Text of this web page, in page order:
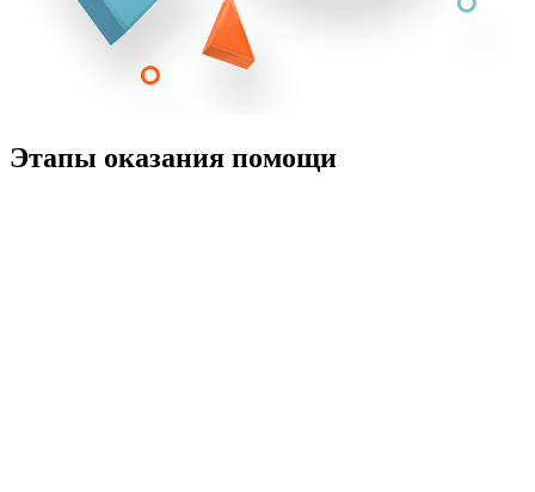
Этапы оказания помощи